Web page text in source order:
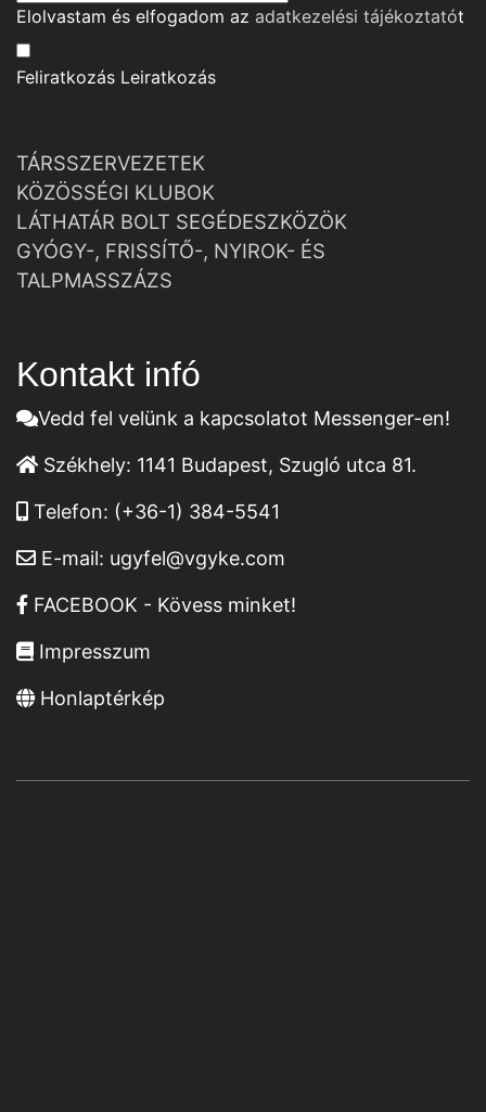
Elolvastam és elfogadom az adatkezelési tájékoztatót
Feliratkozás Leiratkozás
TÁRSSZERVEZETEK
KÖZÖSSÉGI KLUBOK
LÁTHATÁR BOLT SEGÉDESZKÖZÖK
GYÓGY-, FRISSÍTŐ-, NYIROK- ÉS
TALPMASSZÁZS
Kontakt infó
Vedd fel velünk a kapcsolatot Messenger-en!
Székhely: 1141 Budapest, Szugló utca 81.
Telefon: (+36-1) 384-5541
E-mail: ugyfel@vgyke.com
FACEBOOK - Kövess minket!
Impresszum
Honlaptérkép